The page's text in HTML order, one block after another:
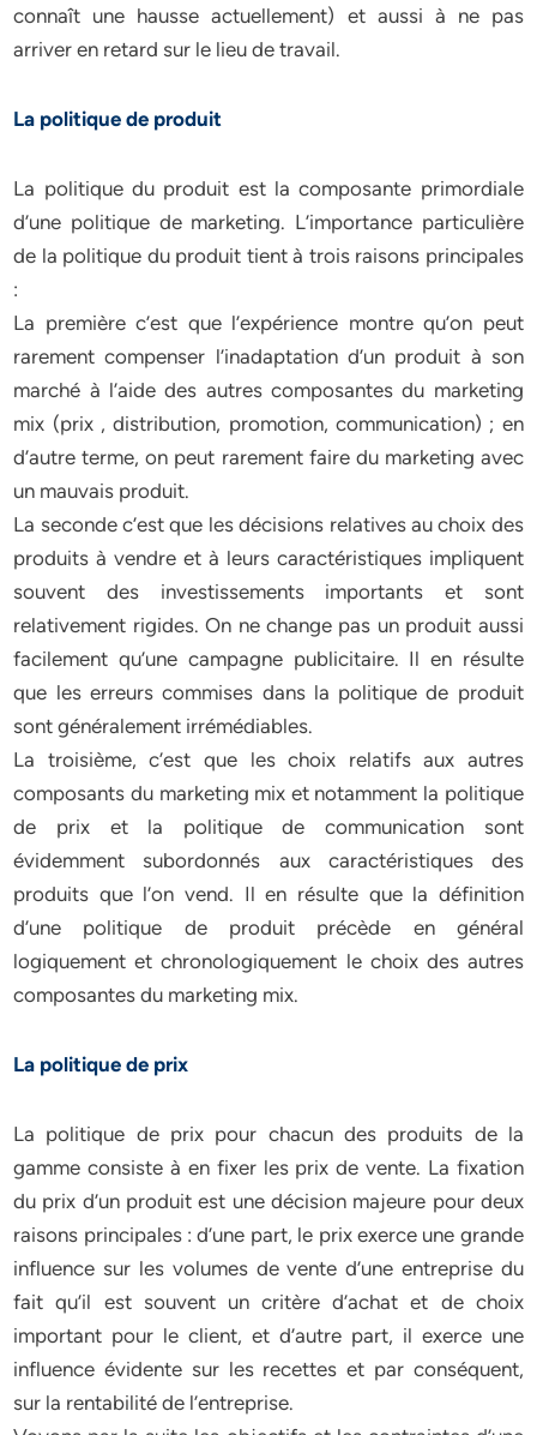
connaît une hausse actuellement) et aussi à ne pas
arriver en retard sur le lieu de travail.
La politique de produit
La politique du produit est la composante primordiale
d’une politique de marketing. L’importance particulière
de la politique du produit tient à trois raisons principales
:
La première c’est que l’expérience montre qu’on peut
rarement compenser l’inadaptation d’un produit à son
marché à l’aide des autres composantes du marketing
mix (prix , distribution, promotion, communication) ; en
d’autre terme, on peut rarement faire du marketing avec
un mauvais produit.
La seconde c’est que les décisions relatives au choix des
produits à vendre et à leurs caractéristiques impliquent
souvent des investissements importants et sont
relativement rigides. On ne change pas un produit aussi
facilement qu’une campagne publicitaire. Il en résulte
que les erreurs commises dans la politique de produit
sont généralement irrémédiables.
La troisième, c’est que les choix relatifs aux autres
composants du marketing mix et notamment la politique
de prix et la politique de communication sont
évidemment subordonnés aux caractéristiques des
produits que l’on vend. Il en résulte que la définition
d’une politique de produit précède en général
logiquement et chronologiquement le choix des autres
composantes du marketing mix.
La politique de prix
La politique de prix pour chacun des produits de la
gamme consiste à en fixer les prix de vente. La fixation
du prix d’un produit est une décision majeure pour deux
raisons principales : d’une part, le prix exerce une grande
influence sur les volumes de vente d’une entreprise du
fait qu’il est souvent un critère d’achat et de choix
important pour le client, et d’autre part, il exerce une
influence évidente sur les recettes et par conséquent,
sur la rentabilité de l’entreprise.